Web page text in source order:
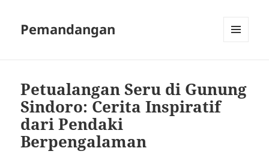
Pemandangan
Petualangan Seru di Gunung
Sindoro: Cerita Inspiratif
dari Pendaki
Berpengalaman